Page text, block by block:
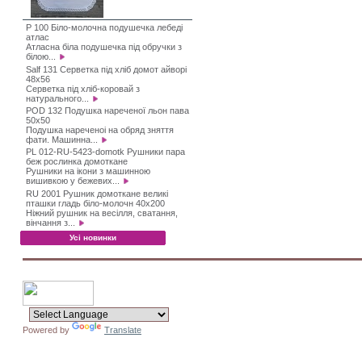
P 100 Біло-молочна подушечка лебеді
атлас
Атласна біла подушечка під обручки з
білою...
Salf 131 Серветка під хліб домот айворі
48х56
Серветка під хліб-коровай з
натурального...
POD 132 Подушка нареченої льон пава
50х50
Подушка нареченоі на обряд зняття
фати. Машинна...
PL 012-RU-5423-domotk Рушники пара
беж рослинка домоткане
Рушники на ікони з машинною
вишивкою у бежевих...
RU 2001 Рушник домоткане великі
пташки гладь біло-молочн 40х200
Ніжний рушник на весілля, сватання,
вінчання з...
Усі новинки
Powered by Translate